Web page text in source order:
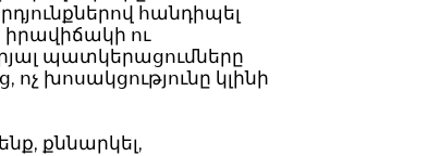
հանդիպել
ու
պատկերացումները
ոչ խոսակցությունը կլինի
քննարկել,